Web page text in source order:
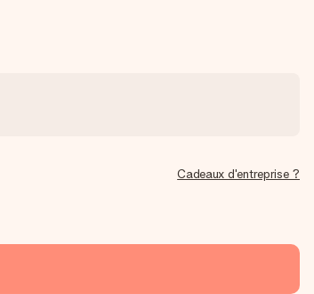
Cadeaux d'entreprise ?